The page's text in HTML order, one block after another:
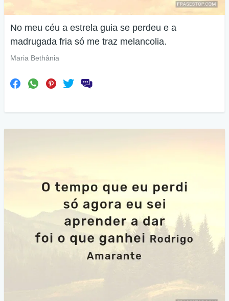
No meu céu a estrela guia se perdeu e a
madrugada fria só me traz melancolia.
Maria Bethânia